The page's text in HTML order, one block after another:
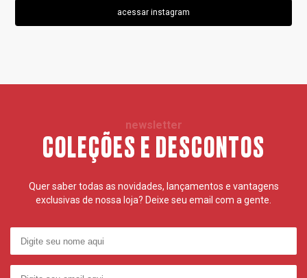
acessar instagram
newsletter
COLEÇÕES E DESCONTOS
Quer saber todas as novidades, lançamentos e vantagens
exclusivas de nossa loja? Deixe seu email com a gente.